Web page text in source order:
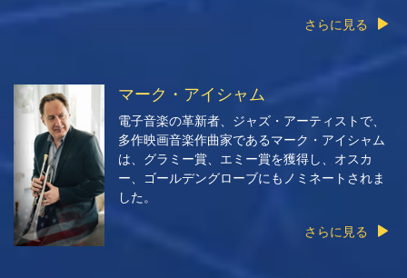
さらに見る
マーク・アイシャム
電子音楽の革新者、ジャズ・アーティストで、
多作映画音楽作曲家であるマーク・アイシャム
は、グラミー賞、エミー賞を獲得し、オスカ
ー、ゴールデングローブにもノミネートされま
した。
さらに見る